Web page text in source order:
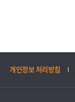
개인정보 처리방침